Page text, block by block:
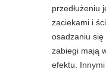
przedłużeniu
zaciekami i
osadzaniu
zabiegi mają
efektu.